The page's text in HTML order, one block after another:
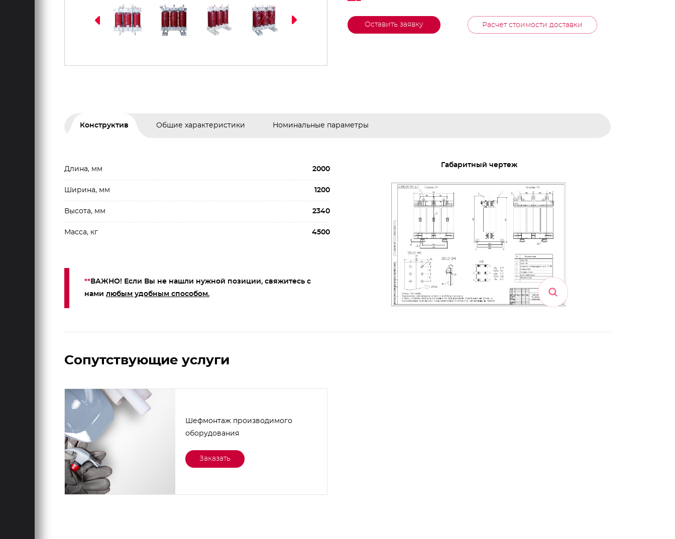
Оставить заявку Расчет стоимости доставки
Конструктив Общие характеристики Номинальные параметры
Длина, мм 2000
Ширина, мм 1200
Высота, мм 2340
Масса, кг 4500
** ВАЖНО! Если Вы не нашли нужной позиции, свяжитесь с
нами любым удобным способом.
Габаритный чертеж
Сопутствующие услуги
Шефмонтаж производимого
оборудования
Заказать